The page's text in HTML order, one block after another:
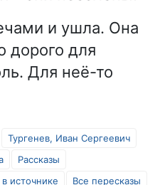
и ушла. Она
дорого для
Для неё-то
Тургенев, Иван Сергеевич
Рассказы
источнике
Все пересказы